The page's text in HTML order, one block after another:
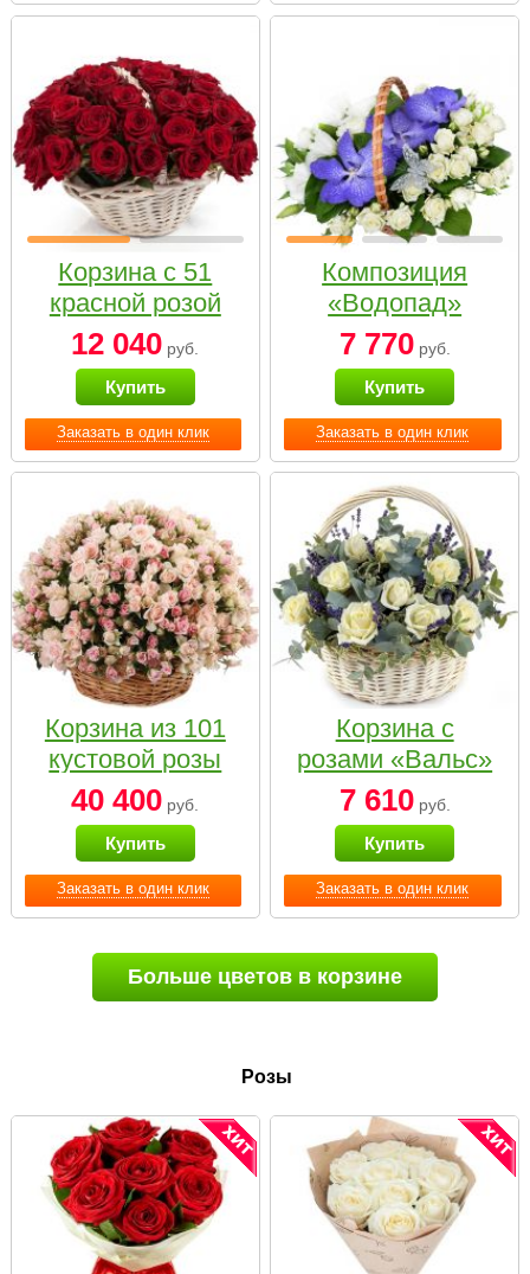
Заказать в один клик
Корзина с 51
красной розой
12 040 руб.
Купить
Заказать в один клик
Композиция
«Водопад»
7 770руб.
Купить
Заказать в один клик
Корзина из 101
кустовой розы
нежных тонов
40 400 руб.
Купить
Заказать в один клик
Корзина с
розами «Вальс»
7 610руб.
Купить
Больше цветов в корзине
Розы